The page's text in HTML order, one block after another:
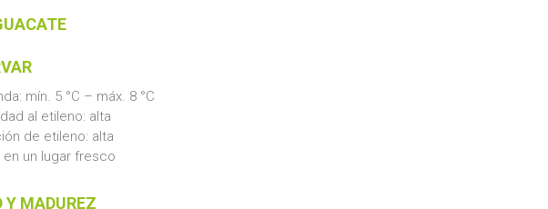
mín. 5 °C – máx. 8 °C
al etileno: alta
de etileno: alta
en un lugar fresco
Y MADUREZ